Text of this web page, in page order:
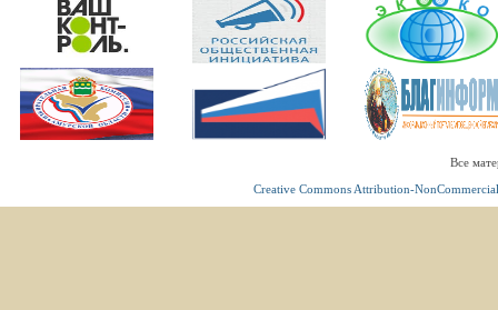
Все
Creative Commons Attribution-